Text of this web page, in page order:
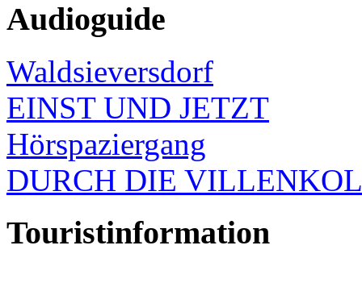
Audioguide
Waldsieversdorf
EINST UND JETZT
Hörspaziergang
DURCH DIE
Touristinformation